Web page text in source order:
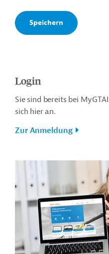
Login
Sie sind bereits bei
sich hier an.
Zur Anmeldung